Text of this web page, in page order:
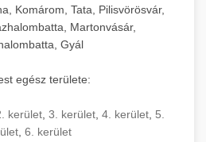
Komárom, Tata, Pilisvörösvár,
Martonvásár,
Gyál
egész területe:
kerület, 3. kerület, 4. kerület, 5.
, 6. kerület